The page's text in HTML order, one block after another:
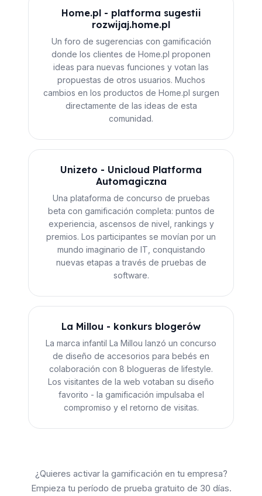
Home.pl - platforma sugestii
rozwijaj.home.pl
Un foro de sugerencias con gamificación
donde los clientes de Home.pl proponen
ideas para nuevas funciones y votan las
propuestas de otros usuarios. Muchos
cambios en los productos de Home.pl surgen
directamente de las ideas de esta
comunidad.
Unizeto - Unicloud Platforma
Automagiczna
Una plataforma de concurso de pruebas
beta con gamificación completa: puntos de
experiencia, ascensos de nivel, rankings y
premios. Los participantes se movían por un
mundo imaginario de IT, conquistando
nuevas etapas a través de pruebas de
software.
La Millou - konkurs blogerów
La marca infantil La Millou lanzó un concurso
de diseño de accesorios para bebés en
colaboración con 8 blogueras de lifestyle.
Los visitantes de la web votaban su diseño
favorito - la gamificación impulsaba el
compromiso y el retorno de visitas.
¿Quieres activar la gamificación en tu empresa?
Empieza tu período de prueba gratuito de 30 días.